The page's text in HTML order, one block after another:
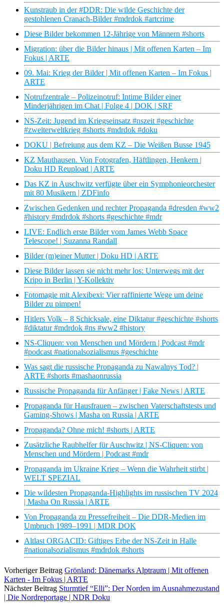
Kunstraub in der #DDR: Die wilde Geschichte der
gestohlenen Cranach-Bilder #mdrdok #artcrime
Diese Bilder bekommen 12-Jährige von Männern #shorts
Migration: über die Bilder hinaus | Mit offenen Karten – Im
Fokus | ARTE
09. Mai: Krieg der Bilder | Mit offenen Karten – Im Fokus |
ARTE
Notrufzentrale – Polizeinotruf: Intime Bilder einer
Minderjährigen im Chat | Folge 4 | DOK | SRF
NS-Zeit: Jugend im Kriegseinsatz #nszeit #geschichte
#zweiterweltkrieg #shorts #mdrdok #doku
DOKU | Befreiung aus dem KZ – Die Weißen Busse 1945
KZ Mauthausen. Von Fotografen, Häftlingen, Henkern |
Doku HD Reupload | ARTE
Das KZ in Auschwitz verfügte über ein Symphonieorchester
mit 80 Musikern | ZDFinfo
Zwischen Gedenken und rechter Propaganda #dresden #ww2
#history #mdrdok #shorts #geschichte #mdr
LIVE: Endlich erste Bilder vom James Webb Space
Telescope! | Suzanna Randall
Bilder (m)einer Mutter | Doku HD | ARTE
Diese Bilder lassen sie nicht mehr los: Unterwegs mit der
Kripo in Berlin | Y-Kollektiv
Fotomagie mit Alexibexi: Vier raffinierte Wege um deine
Bilder zu pimpen!
Hitlers Volk – 8 Schicksale, eine Diktatur #geschichte #shorts
#diktatur #mdrdok #ns #ww2 #history
NS-Cliquen: von Menschen und Mördern | Podcast #mdr
#podcast #nationalsozialismus #geschichte
Was sagt die russische Propaganda zu Nawalnys Tod? |
ARTE #shorts #mashaonrussia
Russische Propaganda für Anfänger | Fake News | ARTE
Propaganda für Hausfrauen – zwischen Vaterschaftstests und
Gaming-Shows | Masha on Russia | ARTE
Propaganda? Ohne mich! #shorts | ARTE
Zusätzliche Raubhelfer für Auschwitz | NS-Cliquen: von
Menschen und Mördern | Podcast #mdr
Propaganda im Ukraine Krieg – Wenn die Wahrheit stirbt |
WELT SPEZIAL
Die wildesten Propaganda-Highlights im russischen TV 2024
| Masha On Russia | ARTE
Von Propaganda zu Pressefreiheit – Die DDR-Medien im
Umbruch 1989–1991 | MDR DOK
Altlast ORGACID: Giftiges Erbe der NS-Zeit in Halle
#nationalsozialismus #mdrdok #shorts
Vorheriger Beitrag Grönland: Dänemarks Alptraum | Mit offenen
Karten - Im Fokus | ARTE
Nächster Beitrag Sturmtief “Elli”: Der Norden im Ausnahmezustand
| Die Nordreportage | NDR Doku